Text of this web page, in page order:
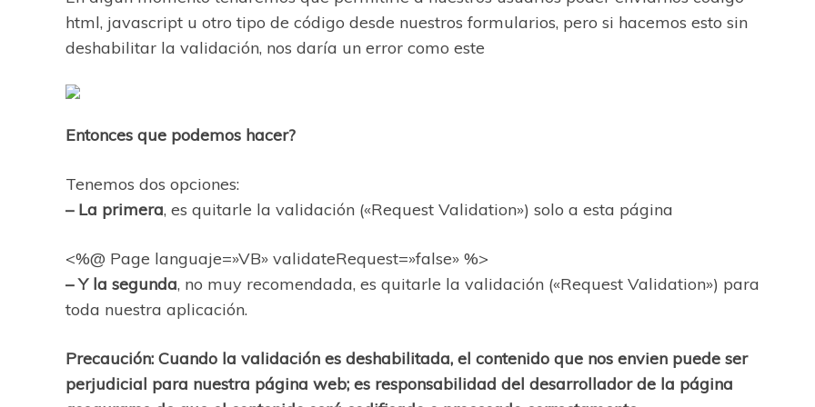
html, javascript u otro tipo de código desde nuestros formularios, pero si hacemos esto sin
deshabilitar la validación, nos daría un error como este
Entonces que podemos hacer?
Tenemos dos opciones:
– La primera, es quitarle la validación («Request Validation») solo a esta página
<%@ Page languaje=»VB» validateRequest=»false» %>
– Y la segunda, no muy recomendada, es quitarle la validación («Request Validation») para
toda nuestra aplicación.
Precaución: Cuando la validación es deshabilitada, el contenido que nos envien puede ser
perjudicial para nuestra página web; es responsabilidad del desarrollador de la página